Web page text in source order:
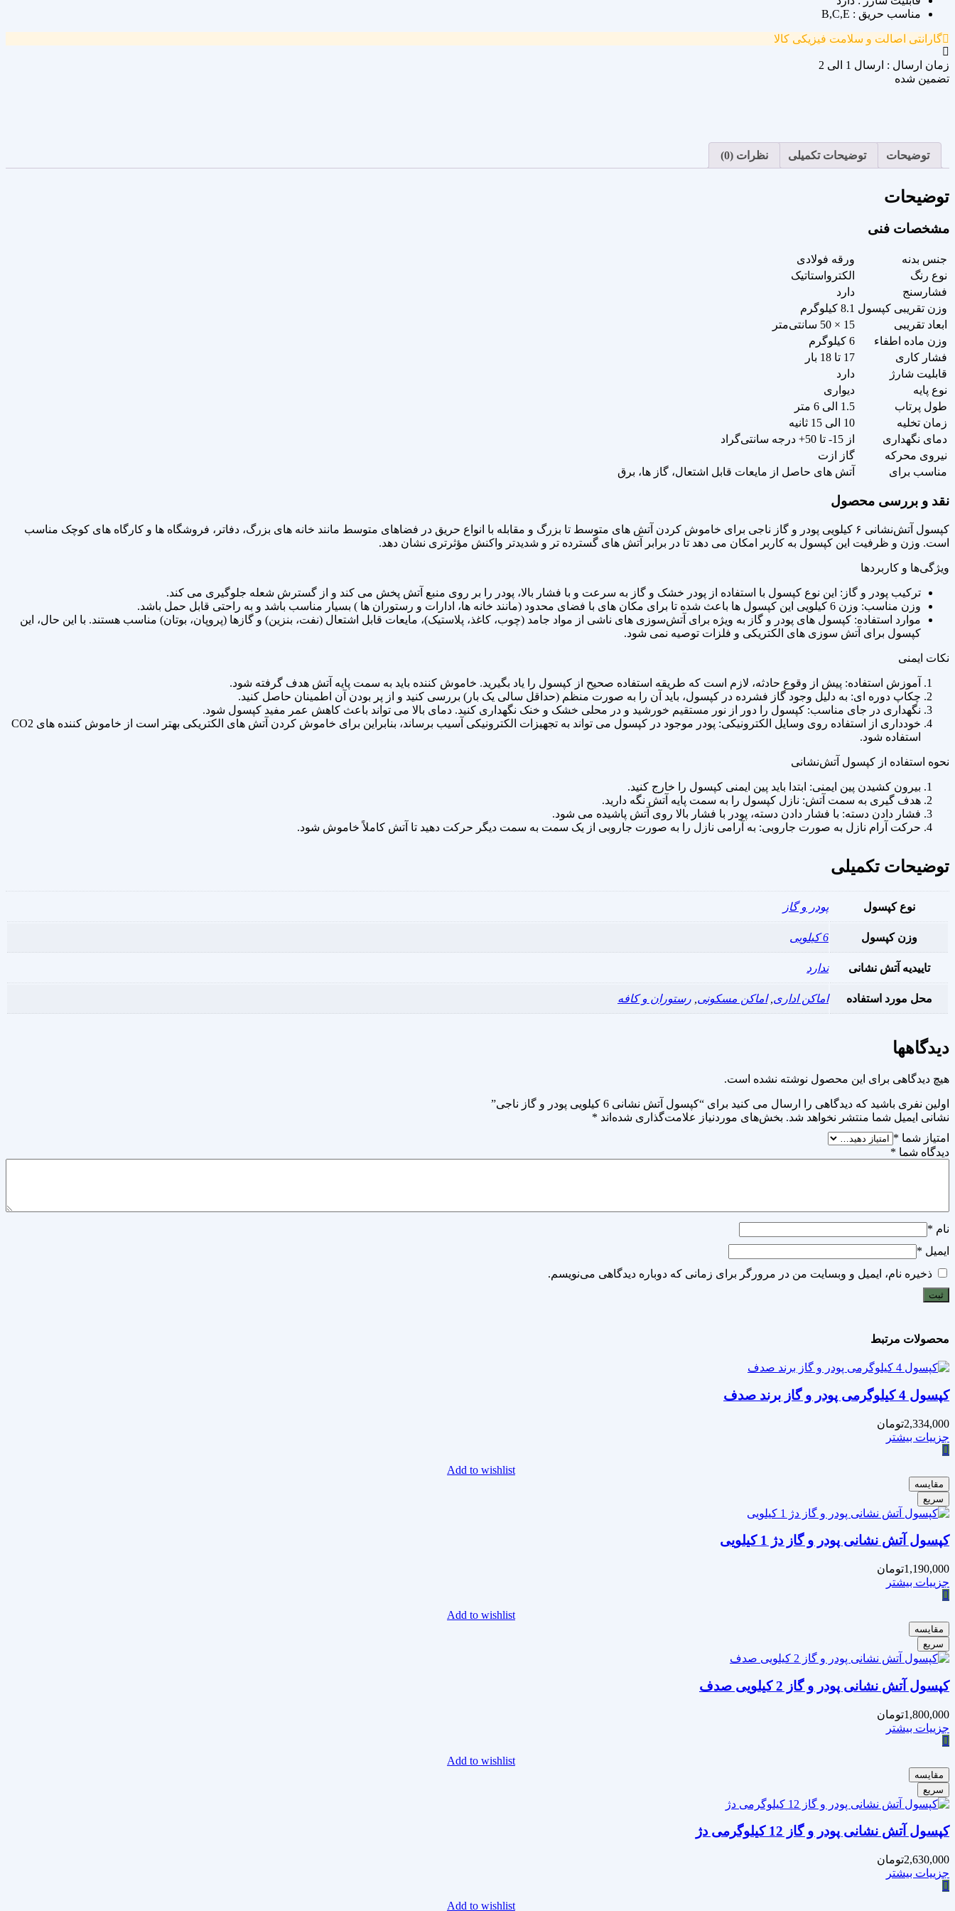
مناسب حریق : B,C,E
گارانتی اصالت و سلامت فیزیکی کالا
زمان ارسال : ارسال 1 الی 2
تضمین شده
توضیحات توضیحات تکمیلی نظرات (0)
توضیحات
مشخصات فنی
جنس بدنه
ورقه فولادی
نوع رنگ
الکترواستاتیک
فشارسنج
دارد
وزن تقریبی کپسول 8.1 کیلوگرم
ابعاد تقریبی
15 × 50 سانتی‌متر
وزن ماده اطفاء
6 کیلوگرم
فشار کاری
17 تا 18 بار
قابلیت شارژ
دارد
نوع پایه
دیواری
طول پرتاب
1.5 الی 6 متر
زمان تخلیه
10 الی 15 ثانیه
دمای نگهداری
از 15- تا 50+ درجه سانتی‌گراد
نیروی محرکه
گاز ازت
مناسب برای
آتش های حاصل از مایعات قابل اشتعال، گاز ها، برق
نقد و بررسی محصول
کپسول آتش‌نشانی ۶ کیلویی پودر و گاز ناجی برای خاموش کردن آتش‌ های متوسط تا بزرگ و مقابله با انواع حریق در فضاهای متوسط مانند خانه‌ های بزرگ، دفاتر، فروشگاه‌ ها و کارگاه‌ های کوچک مناسب
است. وزن و ظرفیت این کپسول به کاربر امکان می‌ دهد تا در برابر آتش‌ های گسترده‌ تر و شدیدتر واکنش مؤثرتری نشان دهد.
ویژگی‌ها و کاربردها
ترکیب پودر و گاز: این نوع کپسول با استفاده از پودر خشک و گاز به سرعت و با فشار بالا، پودر را بر روی منبع آتش پخش می‌ کند و از گسترش شعله جلوگیری می‌ کند.
وزن مناسب: وزن 6 کیلویی این کپسول‌ ها باعث شده تا برای مکان‌ های با فضای محدود (مانند خانه‌ ها، ادارات و رستوران ها ) بسیار مناسب باشد و به‌ راحتی قابل حمل باشد.
موارد استفاده: کپسول‌ های پودر و گاز به‌ ویژه برای آتش‌سوزی‌ های ناشی از مواد جامد (چوب، کاغذ، پلاستیک)، مایعات قابل اشتعال (نفت، بنزین) و گازها (پروپان، بوتان) مناسب هستند. با این حال، این
کپسول برای آتش‌ سوزی‌ های الکتریکی و فلزات توصیه نمی‌ شود.
نکات ایمنی
آموزش استفاده: پیش از وقوع حادثه، لازم است که طریقه استفاده صحیح از کپسول را یاد بگیرید. خاموش‌ کننده باید به سمت پایه آتش هدف گرفته شود.
چکاپ دوره‌ ای: به دلیل وجود گاز فشرده در کپسول، باید آن را به‌ صورت منظم (حداقل سالی یک‌ بار) بررسی کنید و از پر بودن آن اطمینان حاصل کنید.
نگهداری در جای مناسب: کپسول را دور از نور مستقیم خورشید و در محلی خشک و خنک نگهداری کنید. دمای بالا می‌ تواند باعث کاهش عمر مفید کپسول شود.
خودداری از استفاده روی وسایل الکترونیکی: پودر موجود در کپسول می‌ تواند به تجهیزات الکترونیکی آسیب برساند، بنابراین برای خاموش کردن آتش‌ های الکتریکی بهتر است از خاموش‌ کننده‌ های CO2
استفاده شود.
نحوه استفاده از کپسول آتش‌نشانی
بیرون کشیدن پین ایمنی: ابتدا باید پین ایمنی کپسول را خارج کنید.
هدف‌ گیری به سمت آتش: نازل کپسول را به سمت پایه آتش نگه دارید.
فشار دادن دسته: با فشار دادن دسته، پودر با فشار بالا روی آتش پاشیده می‌ شود.
حرکت آرام نازل به صورت جاروبی: به‌ آرامی نازل را به صورت جاروبی از یک سمت به سمت دیگر حرکت دهید تا آتش کاملاً خاموش شود.
توضیحات تکمیلی
نوع کپسول پودر و گاز
وزن کپسول 6 کیلویی
تاییدیه آتش نشانی ندارد
محل مورد استفاده اماکن اداری ,اماکن مسکونی رستوران و کافه
دیدگاهها
هیچ دیدگاهی برای این محصول نوشته نشده است.
اولین نفری باشید که دیدگاهی را ارسال می کنید برای “کپسول آتش نشانی 6 کیلویی پودر و گاز ناجی”
نشانی ایمیل شما منتشر نخواهد شد. بخش‌های موردنیاز علامت‌گذاری شده‌اند *
امتیاز شما *
دیدگاه شما *
نام *
ایمیل *
ذخیره نام، ایمیل و وبسایت من در مرورگر برای زمانی که دوباره دیدگاهی می‌نویسم.
محصولات مرتبط
کپسول 4 کیلوگرمی پودر و گاز برند صدف
2,334,000تومان
جزییات بیشتر
Add to wishlist
مقایسه
سریع
کپسول آتش نشانی پودر و گاز دژ 1 کیلویی
1,190,000تومان
جزییات بیشتر
Add to wishlist
مقایسه
سریع
کپسول آتش نشانی پودر و گاز 2 کیلویی صدف
1,800,000تومان
جزییات بیشتر
Add to wishlist
مقایسه
سریع
کپسول آتش نشانی پودر و گاز 12 کیلوگرمی دژ
2,630,000تومان
جزییات بیشتر
Add to wishlist